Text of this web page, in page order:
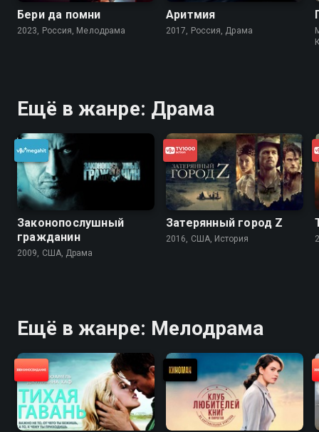
Бери да помни
2023, Россия, Мелодрама
Аритмия
2017, Россия, Драма
Ещё в жанре: Драма
Законопослушный
гражданин
2009, США, Драма
Затерянный город Z
2016, США, История
Ещё в жанре: Мелодрама